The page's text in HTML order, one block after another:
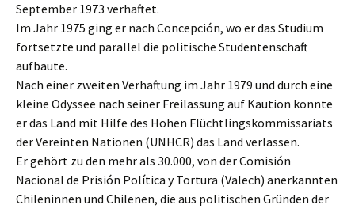
September 1973 verhaftet.
Im Jahr 1975 ging er nach Concepción, wo er das Studium
fortsetzte und parallel die politische Studentenschaft
aufbaute.
Nach einer zweiten Verhaftung im Jahr 1979 und durch eine
kleine Odyssee nach seiner Freilassung auf Kaution konnte
er das Land mit Hilfe des Hohen Flüchtlingskommissariats
der Vereinten Nationen (UNHCR) das Land verlassen.
Er gehört zu den mehr als 30.000, von der Comisión
Nacional de Prisión Política y Tortura (Valech) anerkannten
Chileninnen und Chilenen, die aus politischen Gründen der